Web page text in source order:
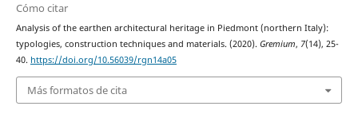
Cómo citar
Analysis of the earthen architectural heritage in Piedmont (northern Italy):
typologies, construction techniques and materials. (2020). Gremium, 7(14), 25-
40. https://doi.org/10.56039/rgn14a05
Más formatos de cita